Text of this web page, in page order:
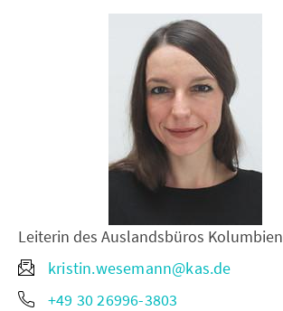
Leiterin des Auslandsbüros Kolumbien
kristin.wesemann@kas.de
+49 30 26996-3803